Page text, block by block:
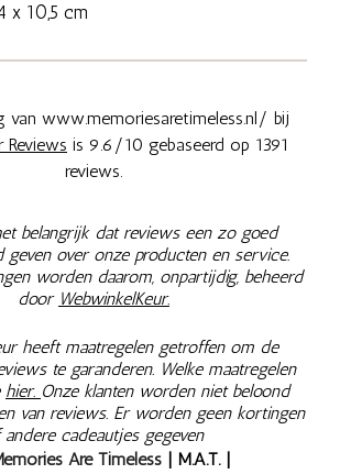
x 10,5 cm
van www.memoriesaretimeless.nl/ bij
Reviews is 9.6/10 gebaseerd op 1391
reviews.
belangrijk dat reviews een zo goed
geven over onze producten en service.
worden daarom, onpartijdig, beheerd
door WebwinkelKeur.
heeft maatregelen getroffen om de
te garanderen. Welke maatregelen
hier. Onze klanten worden niet beloond
van reviews. Er worden geen kortingen
andere cadeautjes gegeven
Are Timeless | M.A.T. |